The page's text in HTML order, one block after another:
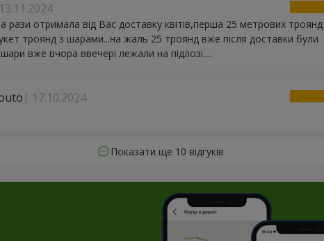
13.11.2024
рази отримала від Вас доставку квітів,перша 25 метрових
троянд з шарами...на жаль 25 троянд вже після доставки були
вже вчора ввечері лежали на підлозі....
17.10.2024
Показати ще 10 відгуків